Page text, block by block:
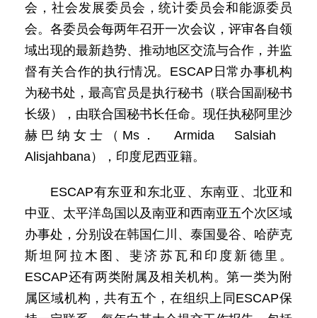
会，社会发展委员会，统计委员会和能源委员
会。各委员会每两年召开一次会议，评审各自领
域出现的最新趋势、推动地区交流与合作，并监
督有关合作的执行情况。ESCAP日常办事机构
为秘书处，最高官员是执行秘书（联合国副秘书
长级），由联合国秘书长任命。现任执秘阿里沙
赫巴纳女士（Ms． Armida Salsiah
Alisjahbana），印度尼西亚籍。
ESCAP有东亚和东北亚、东南亚、北亚和
中亚、太平洋岛国以及南亚和西南亚五个次区域
办事处，分别设在韩国仁川、泰国曼谷、哈萨克
斯坦阿拉木图、斐济苏瓦和印度新德里。
ESCAP还有两类附属及相关机构。第一类为附
属区域机构，共有五个，在组织上同ESCAP保